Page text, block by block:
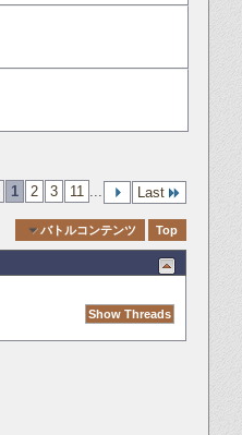
1 2 3 11 Last
バトルコンテンツ Top